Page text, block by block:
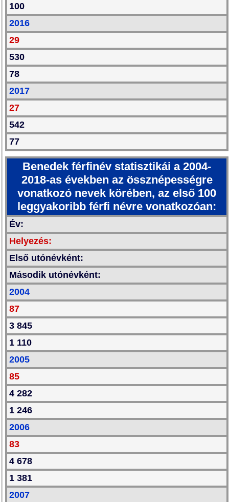
100
2016
29
530
78
2017
27
542
77
Benedek férfinév statisztikái a 2004-
2018-as években az össznépességre
vonatkozó nevek körében, az első 100
leggyakoribb férfi névre vonatkozóan:
Év:
Helyezés:
Első utónévként:
Második utónévként:
2004
87
3 845
1 110
2005
85
4 282
1 246
2006
83
4 678
1 381
2007